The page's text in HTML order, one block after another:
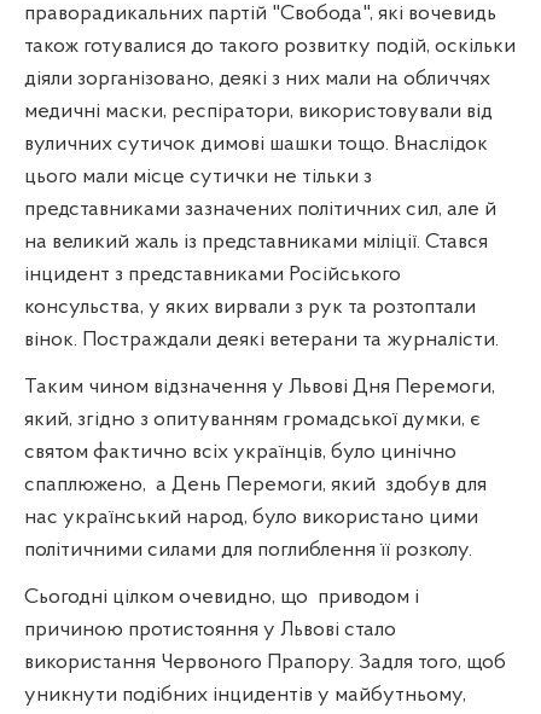
праворадикальних партій "Свобода", які вочевидь
також готувалися до такого розвитку подій, оскільки
діяли зорганізовано, деякі з них мали на обличчях
медичні маски, респіратори, використовували від
вуличних сутичок димові шашки тощо. Внаслідок
цього мали місце сутички не тільки з
представниками зазначених політичних сил, але й
на великий жаль із представниками міліції. Стався
інцидент з представниками Російського
консульства, у яких вирвали з рук та розтоптали
вінок. Постраждали деякі ветерани та журналісти.
Таким чином відзначення у Львові Дня Перемоги,
який, згідно з опитуванням громадської думки, є
святом фактично всіх українців, було цинічно
спаплюжено, а День Перемоги, який здобув для
нас український народ, було використано цими
політичними силами для поглиблення її розколу.
Сьогодні цілком очевидно, що приводом і
причиною протистояння у Львові стало
використання Червоного Прапору. Задля того, щоб
уникнути подібних інцидентів у майбутньому,